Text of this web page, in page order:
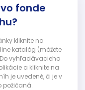
fonde
kliknite na
katalóg (môžete
vyhľadávacieho
a kliknite na
je uvedené, či je v
požičaná.